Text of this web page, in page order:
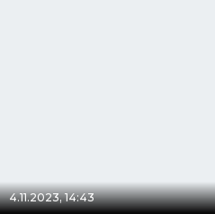
4.11.2023, 14:43